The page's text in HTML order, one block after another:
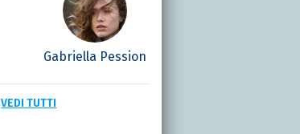
Gabriella Pession
VEDI TUTTI